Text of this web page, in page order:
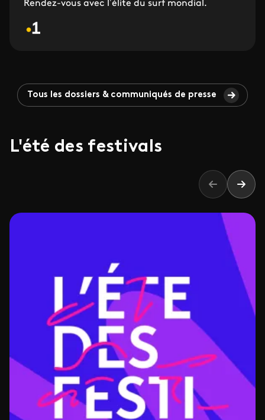
Rendez-vous avec l’élite du surf mondial.
Tous les dossiers & communiqués de presse
L'été des festivals